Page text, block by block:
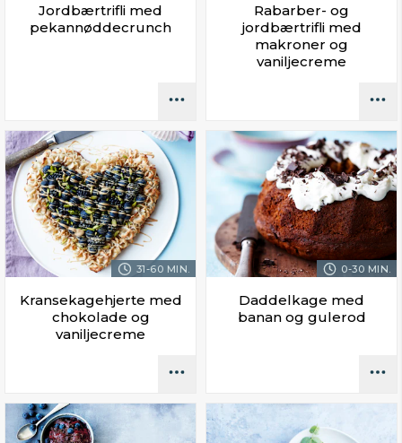
Jordbærtrifli med
pekannøddecrunch
Rabarber- og
jordbærtrifli med
makroner og
vaniljecreme
31-60 MIN.
Kransekagehjerte med
chokolade og
vaniljecreme
0-30 MIN.
Daddelkage med
banan og gulerod